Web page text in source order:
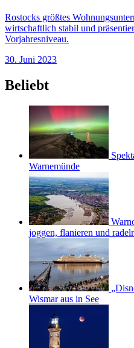
Rostocks größtes
wirtschaftlich stabil und
Vorjahresniveau.
30. Juni 2023
Beliebt
Warnemünde
joggen, flanieren und
Wismar aus in See